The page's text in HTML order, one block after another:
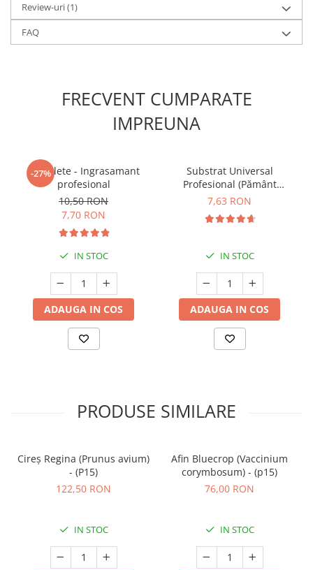
Review-uri(1)
FAQ
FRECVENT CUMPARATE
IMPREUNA
-27%
5 Tablete - Ingrasamant
profesional
10,50 RON
7,70 RON
IN STOC
ADAUGA IN COS
Substrat Universal
Profesional (Pământ
Premium) - 5 L
7,63 RON
IN STOC
ADAUGA IN COS
PRODUSE SIMILARE
Cireș Regina (Prunus avium)
- (P15)
122,50 RON
IN STOC
Afin Bluecrop (Vaccinium
corymbosum) - (p15)
76,00 RON
IN STOC